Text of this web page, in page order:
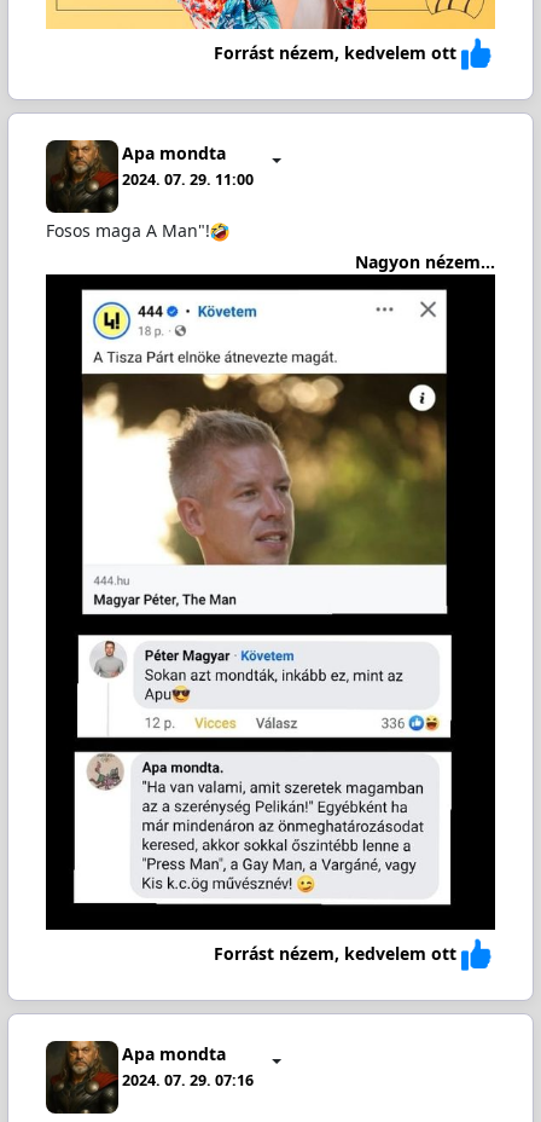
Forrást nézem, kedvelem ott
Apa mondta
2024. 07. 29. 11:00
Fosos maga A Man"!
Nagyon nézem...
Forrást nézem, kedvelem ott
Apa mondta
2024. 07. 29. 07:16